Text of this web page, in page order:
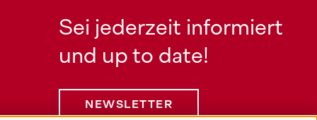
Sei jederzeit informiert
und up to date!
NEWSLETTER